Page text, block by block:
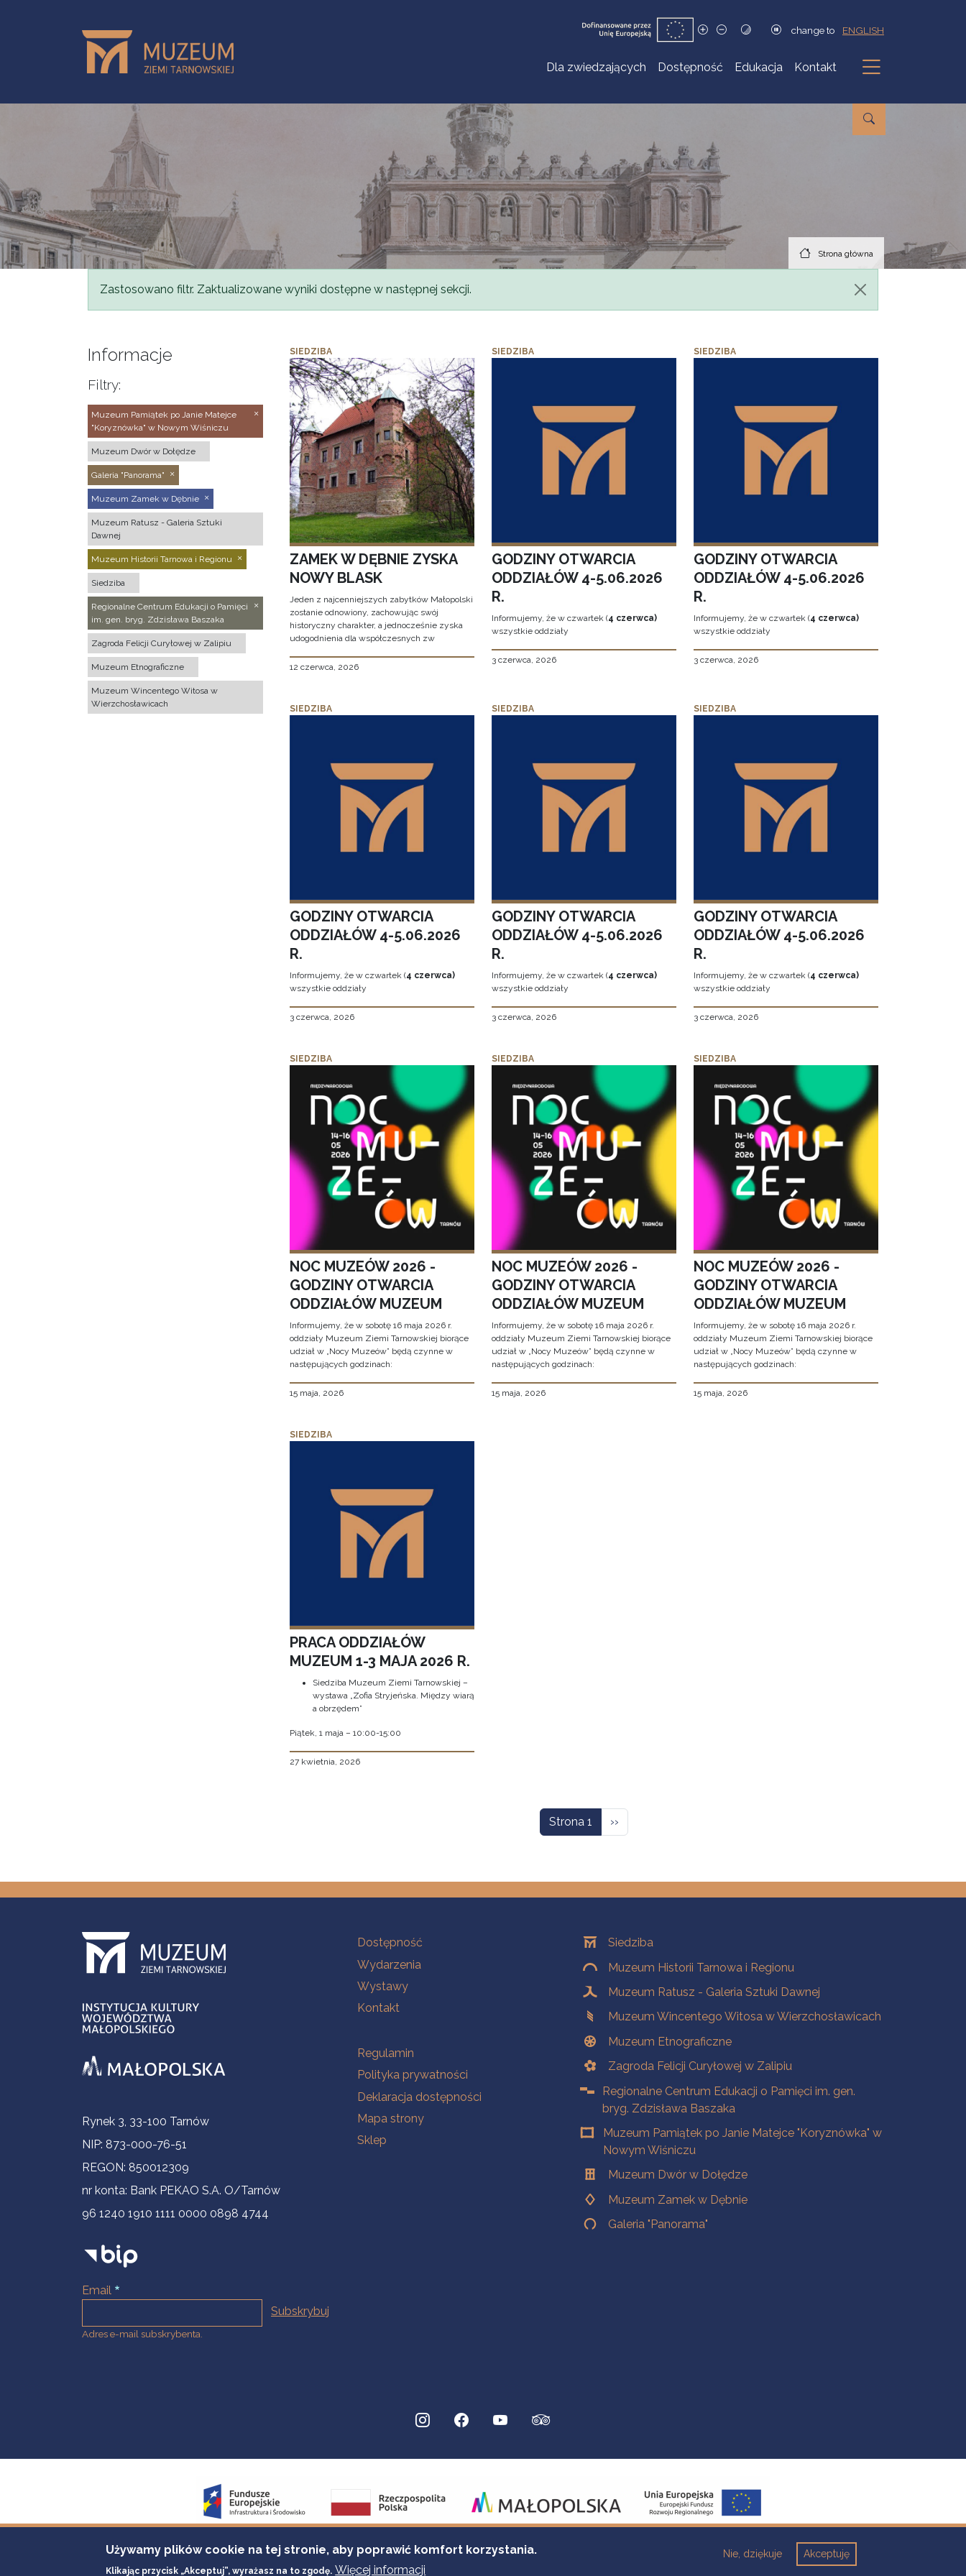
change to ENGLISH
Dla zwiedzających Dostępność Edukacja Kontakt
Podmenu
Strona główna
Komunikat
Zastosowano filtr. Zaktualizowane wyniki dostępne w następnej sekcji.
Informacje
Filtry:
Muzeum Pamiątek po Janie Matejce
"Koryznówka" w Nowym Wiśniczu
Muzeum Dwór w Dołędze
Galeria "Panorama"
Muzeum Zamek w Dębnie
Muzeum Ratusz - Galeria Sztuki
Dawnej
Muzeum Historii Tarnowa i Regionu
Siedziba
Regionalne Centrum Edukacji o Pamięci
im. gen. bryg. Zdzisława Baszaka
Zagroda Felicji Curyłowej w Zalipiu
Muzeum Etnograficzne
Muzeum Wincentego Witosa w
Wierzchosławicach
SIEDZIBA
ZAMEK W DĘBNIE ZYSKA
NOWY BLASK
Jeden z najcenniejszych zabytków Małopolski
zostanie odnowiony, zachowując swój
historyczny charakter, a jednocześnie zyska
udogodnienia dla współczesnych zw
12 czerwca, 2026
SIEDZIBA
GODZINY OTWARCIA
ODDZIAŁÓW 4-5.06.2026
R.
Informujemy, że w czwartek (4 czerwca)
wszystkie oddziały
3 czerwca, 2026
SIEDZIBA
GODZINY OTWARCIA
ODDZIAŁÓW 4-5.06.2026
R.
Informujemy, że w czwartek (4 czerwca)
wszystkie oddziały
3 czerwca, 2026
SIEDZIBA
GODZINY OTWARCIA
ODDZIAŁÓW 4-5.06.2026
R.
Informujemy, że w czwartek (4 czerwca)
wszystkie oddziały
3 czerwca, 2026
SIEDZIBA
GODZINY OTWARCIA
ODDZIAŁÓW 4-5.06.2026
R.
Informujemy, że w czwartek (4 czerwca)
wszystkie oddziały
3 czerwca, 2026
SIEDZIBA
GODZINY OTWARCIA
ODDZIAŁÓW 4-5.06.2026
R.
Informujemy, że w czwartek (4 czerwca)
wszystkie oddziały
3 czerwca, 2026
SIEDZIBA
NOC MUZEÓW 2026 -
GODZINY OTWARCIA
ODDZIAŁÓW MUZEUM
Informujemy, że w sobotę 16 maja 2026 r.
oddziały Muzeum Ziemi Tarnowskiej biorące
udział w „Nocy Muzeów” będą czynne w
następujących godzinach:
15 maja, 2026
SIEDZIBA
NOC MUZEÓW 2026 -
GODZINY OTWARCIA
ODDZIAŁÓW MUZEUM
Informujemy, że w sobotę 16 maja 2026 r.
oddziały Muzeum Ziemi Tarnowskiej biorące
udział w „Nocy Muzeów” będą czynne w
następujących godzinach:
15 maja, 2026
SIEDZIBA
NOC MUZEÓW 2026 -
GODZINY OTWARCIA
ODDZIAŁÓW MUZEUM
Informujemy, że w sobotę 16 maja 2026 r.
oddziały Muzeum Ziemi Tarnowskiej biorące
udział w „Nocy Muzeów” będą czynne w
następujących godzinach:
15 maja, 2026
SIEDZIBA
PRACA ODDZIAŁÓW
MUZEUM 1-3 MAJA 2026 R.
Siedziba Muzeum Ziemi Tarnowskiej –
wystawa „Zofia Stryjeńska. Między wiarą
a obrzędem”
Piątek, 1 maja – 10:00-15:00
27 kwietnia, 2026
Strona 1 Następna strona
››
Informacje kontaktowe
Rynek 3, 33-100 Tarnów
NIP: 873-000-76-51
REGON: 850012309
nr konta: Bank PEKAO S.A. O/Tarnów
96 1240 1910 1111 0000 0898 4744
Email
Adres e-mail subskrybenta.
Na skróty
Dostępność
Wydarzenia
Wystawy
Kontakt
Na skróty
Regulamin
Polityka prywatności
Deklaracja dostępności
Mapa strony
Sklep
OddziałySiedziba
Muzeum Historii Tarnowa i Regionu
Muzeum Ratusz - Galeria Sztuki Dawnej
Muzeum Wincentego Witosa w Wierzchosławicach
Muzeum Etnograficzne
Zagroda Felicji Curyłowej w Zalipiu
Regionalne Centrum Edukacji o Pamięci im. gen.
bryg. Zdzisława Baszaka
Muzeum Pamiątek po Janie Matejce "Koryznówka" w
Nowym Wiśniczu
Muzeum Dwór w Dołędze
Muzeum Zamek w Dębnie
Galeria "Panorama"
Używamy plików cookie na tej stronie, aby poprawić komfort korzystania.
Klikając przycisk „Akceptuj”, wyrażasz na to zgodę. Więcej informacji
Akceptuję
Nie, dziękuje